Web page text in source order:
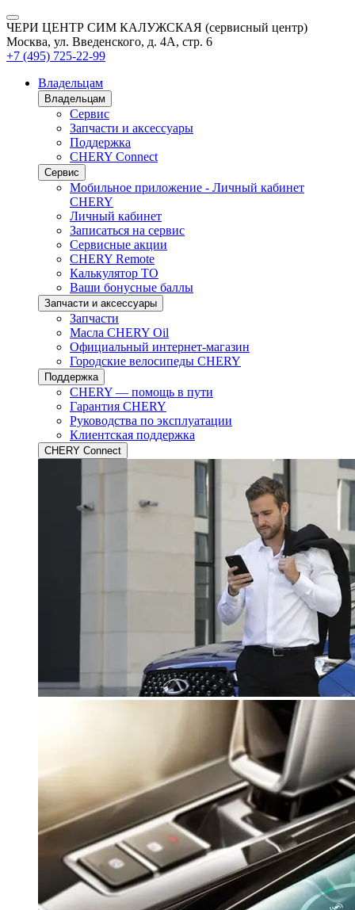
ЧЕРИ ЦЕНТР СИМ КАЛУЖСКАЯ (сервисный центр)
Москва, ул. Введенского, д. 4А, стр. 6
+7 (495) 725-22-99
Владельцам
Владельцам
Сервис
Запчасти и аксессуары
Поддержка
CHERY Connect
Сервис
Мобильное приложение - Личный кабинет
CHERY
Личный кабинет
Записаться на сервис
Сервисные акции
CHERY Remote
Калькулятор ТО
Ваши бонусные баллы
Запчасти и аксессуары
Запчасти
Масла CHERY Oil
Официальный интернет-магазин
Городские велосипеды CHERY
Поддержка
CHERY — помощь в пути
Гарантия CHERY
Руководства по эксплуатации
Клиентская поддержка
CHERY Connect